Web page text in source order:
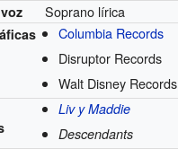
Soprano lírica
Columbia Records
Disruptor Records
Walt Disney Records
Liv y Maddie
Descendants